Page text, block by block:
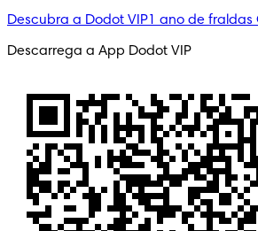
Descubra a Dodot VIP1 ano de fraldas
Descarrega a App Dodot VIP